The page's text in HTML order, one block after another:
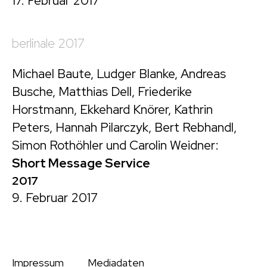
berlinale 2017
Michael Baute, Ludger Blanke, Andreas
Busche, Matthias Dell, Friederike
Horstmann, Ekkehard Knörer, Kathrin
Peters, Hannah Pilarczyk, Bert Rebhandl,
Simon Rothöhler und Carolin Weidner:
Short Message Service
2017
9. Februar 2017
Impressum Mediadaten